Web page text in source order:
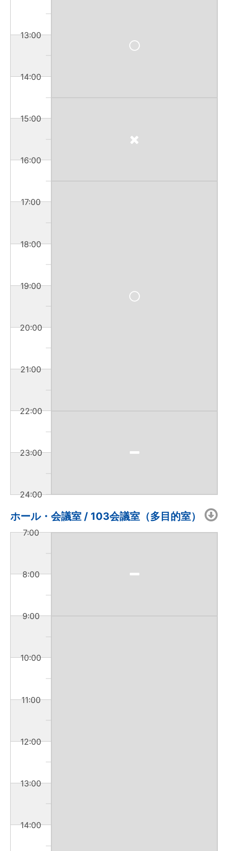
13:00
14:00
15:00
16:00
17:00
18:00
19:00
20:00
21:00
22:00
23:00
24:00
ホール・会議室 / 103会議室（多目的室）
7:00
8:00
9:00
10:00
11:00
12:00
13:00
14:00